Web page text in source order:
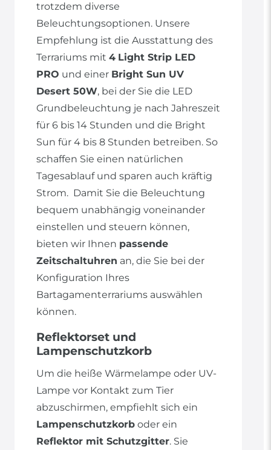
trotzdem diverse
Beleuchtungsoptionen. Unsere
Empfehlung ist die Ausstattung des
Terrariums mit 4 Light Strip LED
PRO und einer Bright Sun UV
Desert 50W, bei der Sie die LED
Grundbeleuchtung je nach Jahreszeit
für 6 bis 14 Stunden und die Bright
Sun für 4 bis 8 Stunden betreiben. So
schaffen Sie einen natürlichen
Tagesablauf und sparen auch kräftig
Strom. Damit Sie die Beleuchtung
bequem unabhängig voneinander
einstellen und steuern können,
bieten wir Ihnen passende
Zeitschaltuhren an, die Sie bei der
Konfiguration Ihres
Bartagamenterrariums auswählen
können.
Reflektorset und
Lampenschutzkorb
Um die heiße Wärmelampe oder UV-
Lampe vor Kontakt zum Tier
abzuschirmen, empfiehlt sich ein
Lampenschutzkorb oder ein
Reflektor mit Schutzgitter. Sie